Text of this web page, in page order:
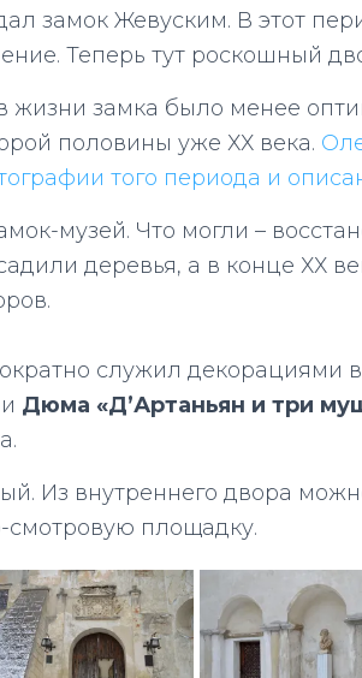
замок Жевуским. В этот
Теперь тут роскошный
жизни замка было менее
половины уже ХХ века.
того периода и
музей. Что могли –
деревья, а в конце ХХ
служил декорациями в
Дюма «Д’Артаньян и три
Из внутреннего двора
смотровую площадку.